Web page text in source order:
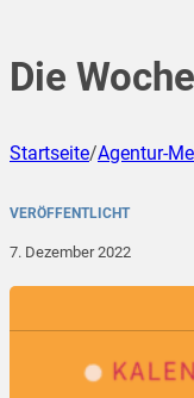
Die
Startseite/Agentur-
VERÖFFENTLICHT
7. Dezember 2022